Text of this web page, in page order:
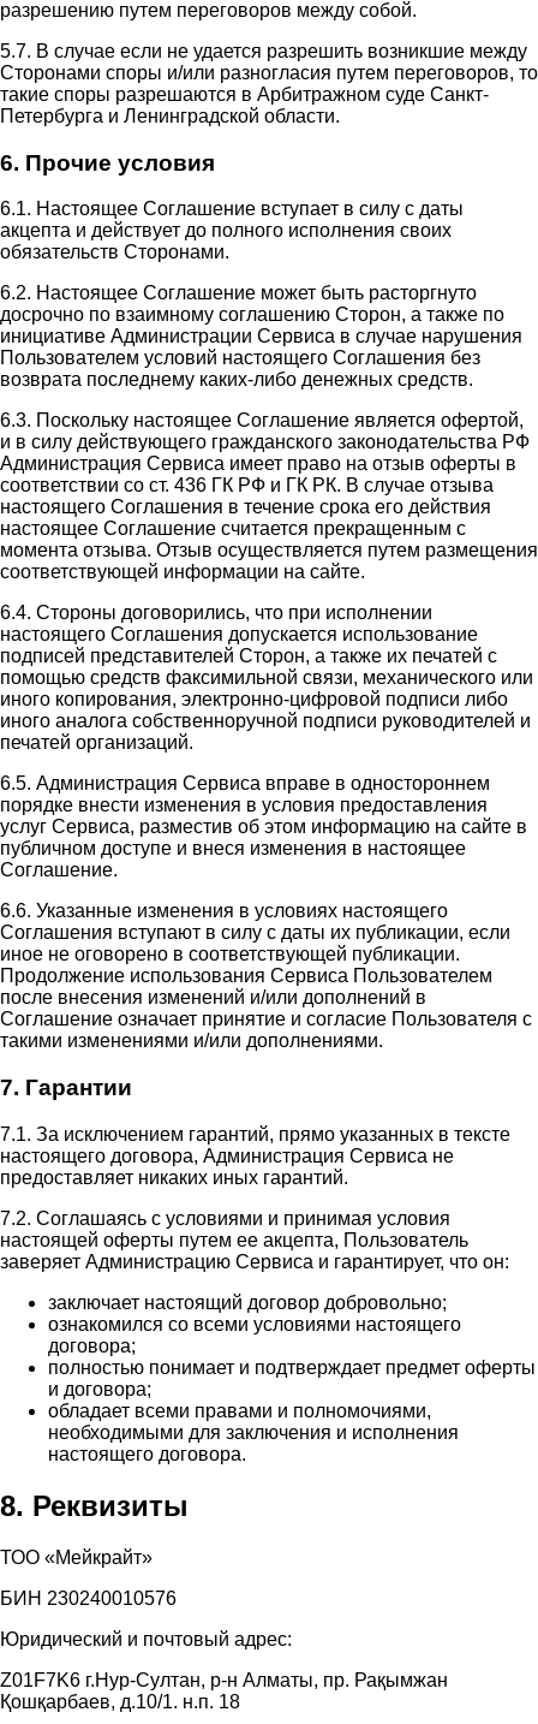
разрешению путем переговоров между собой.
5.7. В случае если не удается разрешить возникшие между
Сторонами споры и/или разногласия путем переговоров, то
такие споры разрешаются в Арбитражном суде Санкт-
Петербурга и Ленинградской области.
6. Прочие условия
6.1. Настоящее Соглашение вступает в силу с даты
акцепта и действует до полного исполнения своих
обязательств Сторонами.
6.2. Настоящее Соглашение может быть расторгнуто
досрочно по взаимному соглашению Сторон, а также по
инициативе Администрации Сервиса в случае нарушения
Пользователем условий настоящего Соглашения без
возврата последнему каких-либо денежных средств.
6.3. Поскольку настоящее Соглашение является офертой,
и в силу действующего гражданского законодательства РФ
Администрация Сервиса имеет право на отзыв оферты в
соответствии со ст. 436 ГК РФ и ГК РК. В случае отзыва
настоящего Соглашения в течение срока его действия
настоящее Соглашение считается прекращенным с
момента отзыва. Отзыв осуществляется путем размещения
соответствующей информации на сайте.
6.4. Стороны договорились, что при исполнении
настоящего Соглашения допускается использование
подписей представителей Сторон, а также их печатей с
помощью средств факсимильной связи, механического или
иного копирования, электронно-цифровой подписи либо
иного аналога собственноручной подписи руководителей и
печатей организаций.
6.5. Администрация Сервиса вправе в одностороннем
порядке внести изменения в условия предоставления
услуг Сервиса, разместив об этом информацию на сайте в
публичном доступе и внеся изменения в настоящее
Соглашение.
6.6. Указанные изменения в условиях настоящего
Соглашения вступают в силу с даты их публикации, если
иное не оговорено в соответствующей публикации.
Продолжение использования Сервиса Пользователем
после внесения изменений и/или дополнений в
Соглашение означает принятие и согласие Пользователя с
такими изменениями и/или дополнениями.
7. Гарантии
7.1. За исключением гарантий, прямо указанных в тексте
настоящего договора, Администрация Сервиса не
предоставляет никаких иных гарантий.
7.2. Соглашаясь с условиями и принимая условия
настоящей оферты путем ее акцепта, Пользователь
заверяет Администрацию Сервиса и гарантирует, что он:
заключает настоящий договор добровольно;
ознакомился со всеми условиями настоящего
договора;
полностью понимает и подтверждает предмет оферты
и договора;
обладает всеми правами и полномочиями,
необходимыми для заключения и исполнения
настоящего договора.
8. Реквизиты
ТОО «Мейкрайт»
БИН 230240010576
Юридический и почтовый адрес:
Z01F7K6 г.Нур-Султан, р-н Алматы, пр. Рақымжан
Қошқарбаев, д.10/1. н.п. 18